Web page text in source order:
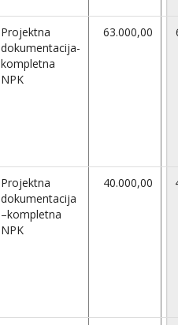
Projektna
dokumentacija-
kompletna
NPK
63.000,00
Projektna
dokumentacija
–kompletna
NPK
40.000,00